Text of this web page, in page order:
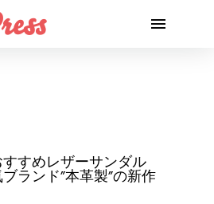
すめレザーサンダル
ブランド”本革製”の新作